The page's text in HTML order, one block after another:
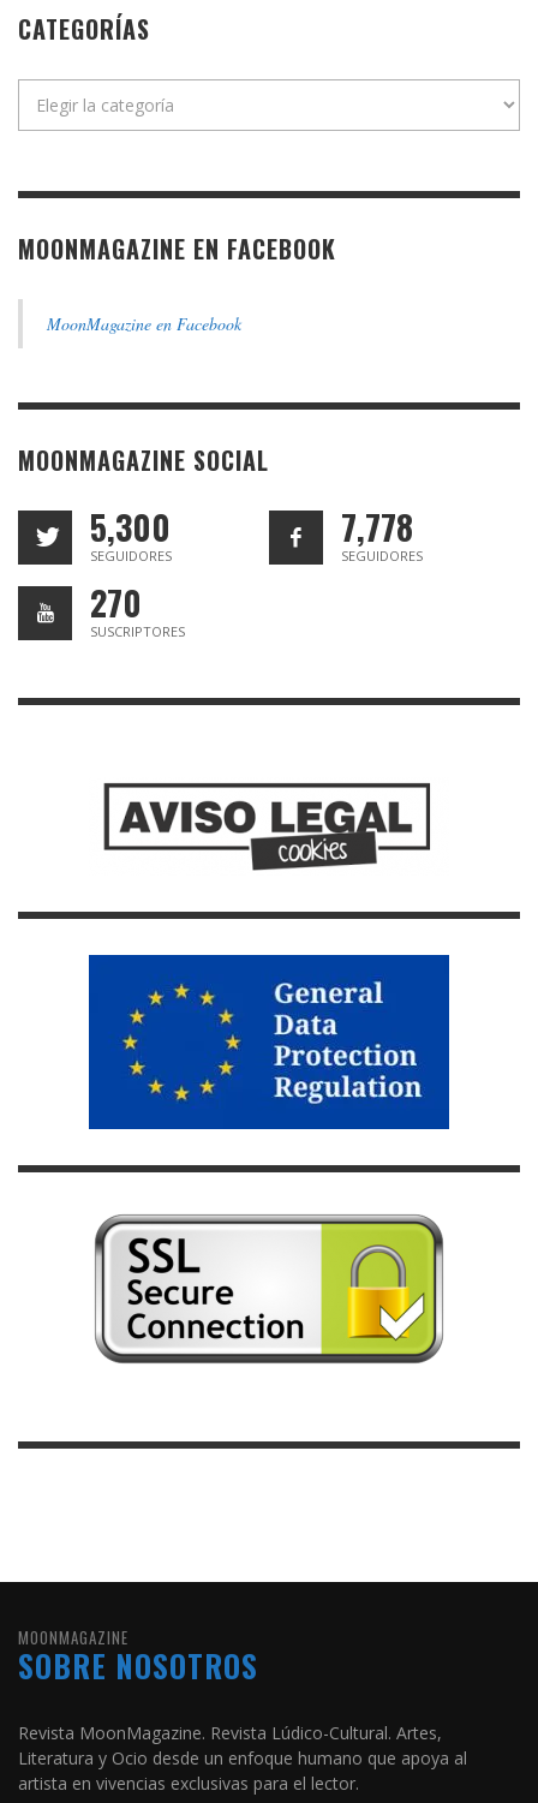
CATEGORÍAS
MOONMAGAZINE EN FACEBOOK
MoonMagazine en Facebook
MOONMAGAZINE SOCIAL
5,300
SEGUIDORES
7,778
SEGUIDORES
270
SUSCRIPTORES
MOONMAGAZINE
SOBRE NOSOTROS
Revista MoonMagazine. Revista Lúdico-Cultural. Artes,
Literatura y Ocio desde un enfoque humano que apoya al
artista en vivencias exclusivas para el lector.